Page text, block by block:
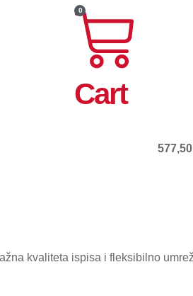
0
Cart
577,50
kvaliteta ispisa i fleksibilno